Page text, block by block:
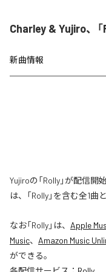
Charley & Yujiro、
新曲情報
Yujiroの「Rolly」が配信
は、「Rolly」を含む全1曲
なお「Rolly」は、 Apple
Music、 Amazon Music
ができる。